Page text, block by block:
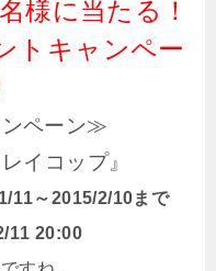
様に当たる！
トキャンペー
ペーン≫
イコップ』
～2015/2/10まで
11 20:00